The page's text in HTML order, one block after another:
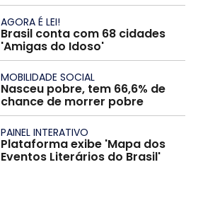
AGORA É LEI!
Brasil conta com 68 cidades
'Amigas do Idoso'
MOBILIDADE SOCIAL
Nasceu pobre, tem 66,6% de
chance de morrer pobre
PAINEL INTERATIVO
Plataforma exibe 'Mapa dos
Eventos Literários do Brasil'